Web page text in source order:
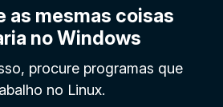
as mesmas coisas
no Windows
procure programas que
no Linux.